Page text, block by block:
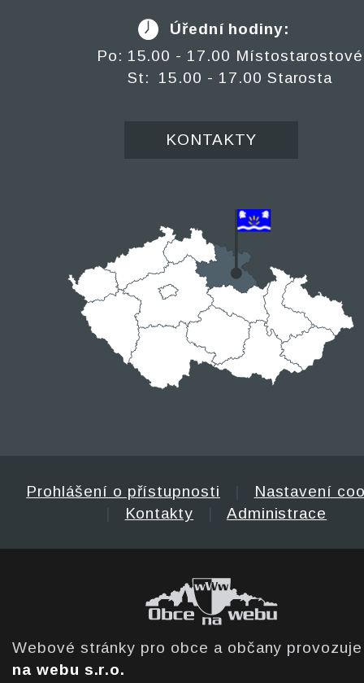
Úřední hodiny:
Po: 15.00 - 17.00 Místostarostové
St: 15.00 - 17.00 Starosta
KONTAKTY
Prohlášení o přístupnosti
Nastavení
Kontakty Administrace
Webové stránky pro obce a občany
na webu s.r.o.